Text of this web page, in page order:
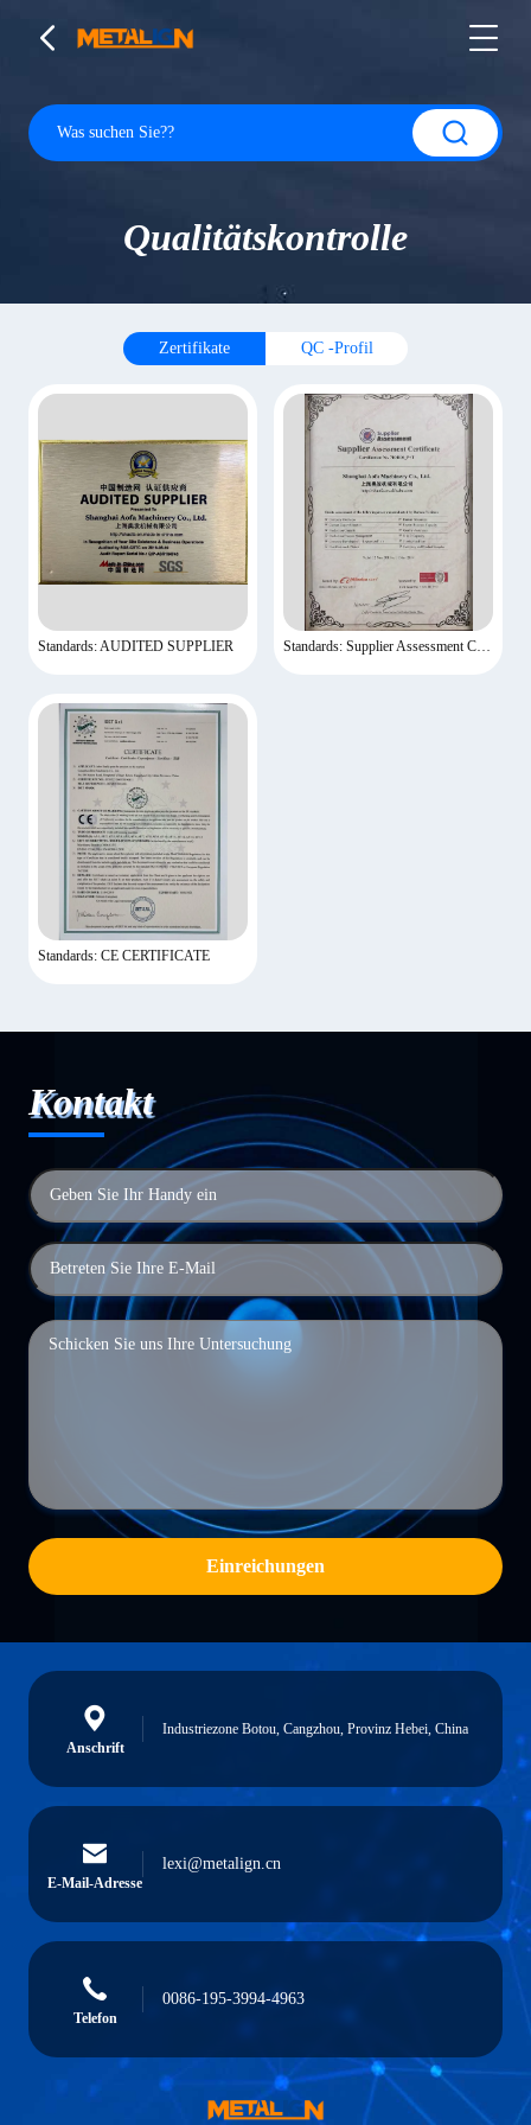
Qualitätskontrolle
Zertifikate QC -Profil
Standards: AUDITED SUPPLIER Standards: Supplier Assessment Certificate
Standards: CE CERTIFICATE
Kontakt
Einreichungen
Anschrift
Industriezone Botou, Cangzhou, Provinz Hebei, China
E-Mail-Adresse
lexi@metalign.cn
Telefon
0086-195-3994-4963